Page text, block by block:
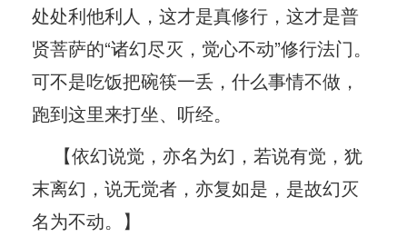
处处利他利人，这才是真修行，这才是普
贤菩萨的“诸幻尽灭，觉心不动”修行法门。
可不是吃饭把碗筷一丢，什么事情不做，
跑到这里来打坐、听经。
【依幻说觉，亦名为幻，若说有觉，犹
末离幻，说无觉者，亦复如是，是故幻灭
名为不动。】